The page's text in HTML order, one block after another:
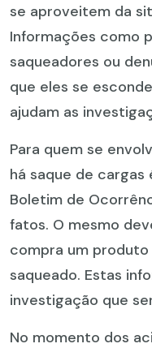
se aproveitem da
Informações como
saqueadores ou
que eles se
ajudam as
Para quem se
há saque de
Boletim de
fatos. O mesmo
compra um
saqueado. Estas
investigação que
No momento dos